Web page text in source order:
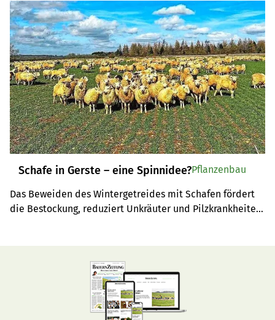
Schafe in Gerste – eine Spinnidee?
Das Beweiden des Wintergetreides mit Schafen fördert
die Bestockung, reduziert Unkräuter und Pilzkrankheiten.
Pflanzenbau